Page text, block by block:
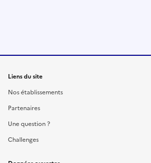
Liens du site
Nos établissements
Partenaires
Une question ?
Challenges